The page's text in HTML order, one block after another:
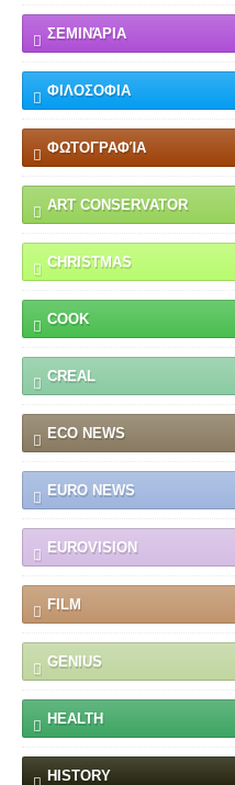
ΣΕΜΙΝΆΡΙΑ
ΦΙΛΟΣΟΦΙΑ
ΦΩΤΟΓΡΑΦΊΑ
ART CONSERVATOR
CHRISTMAS
COOK
CREAL
ECO NEWS
EURO NEWS
EUROVISION
FILM
GENIUS
HEALTH
HISTORY